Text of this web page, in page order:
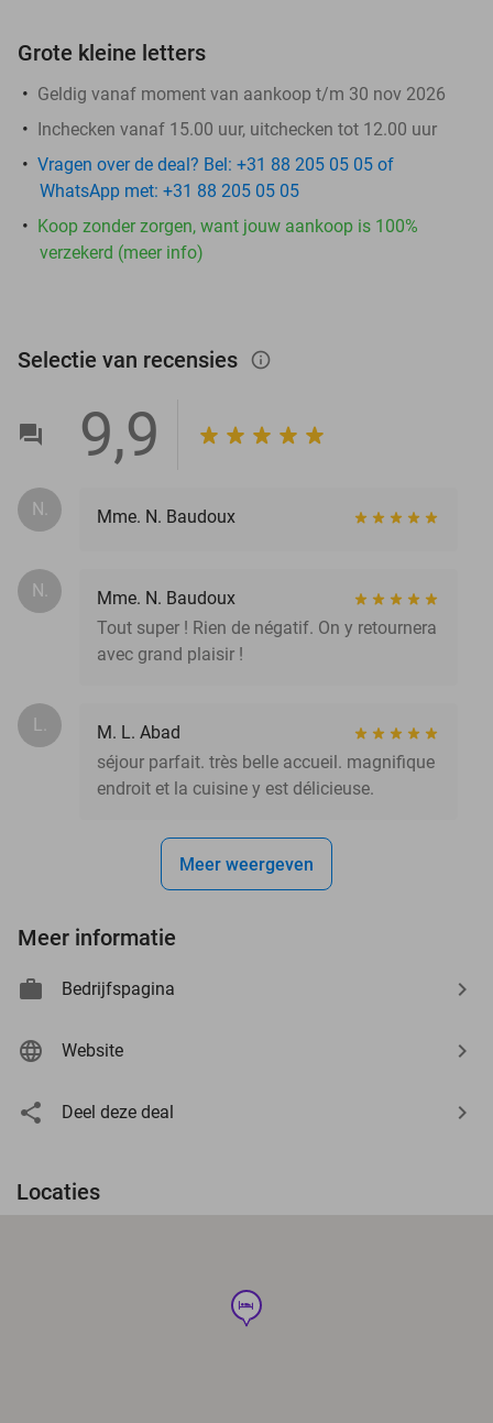
Grote kleine letters
Geldig vanaf moment van aankoop t/m 30 nov 2026
Inchecken vanaf 15.00 uur, uitchecken tot 12.00 uur
Vragen over de deal? Bel: +31 88 205 05 05 of
WhatsApp met: +31 88 205 05 05
Koop zonder zorgen, want jouw aankoop is 100%
verzekerd (meer info)
Selectie van recensies info_outlined
9,9
N. Mme. N. Baudoux
N.
Mme. N. Baudoux
Tout super ! Rien de négatif. On y retournera
avec grand plaisir !
L.
M. L. Abad
séjour parfait. très belle accueil. magnifique
endroit et la cuisine y est délicieuse.
Meer weergeven
Meer informatie
Bedrijfspagina
Website
Deel deze deal
Locaties
hotel